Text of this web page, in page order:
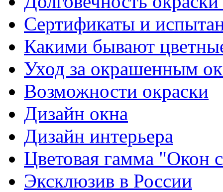
Сертификаты и
Какими бывают
Уход за окрашенным
Возможности окраски
Дизайн окна
Дизайн интерьера
Цветовая гамма "Окон
Эксклюзив в России